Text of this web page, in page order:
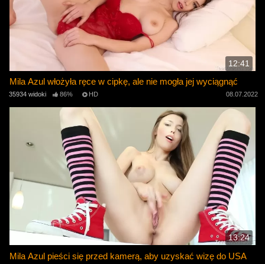
12:41
Mila Azul włożyła ręce w cipkę, ale nie mogła jej wyciągnąć
35934 widoki 86% HD 08.07.2022
13:24
Mila Azul pieści się przed kamerą, aby uzyskać wizę do USA